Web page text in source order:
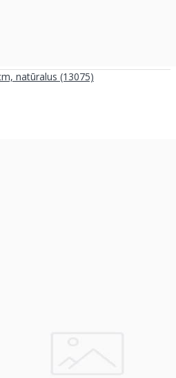
natūralus (13075)